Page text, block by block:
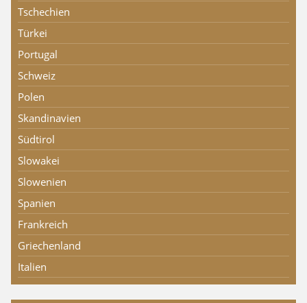
Tschechien
Türkei
Portugal
Schweiz
Polen
Skandinavien
Südtirol
Slowakei
Slowenien
Spanien
Frankreich
Griechenland
Italien